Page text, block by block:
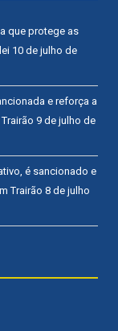
que protege as
10 de julho de
e reforça a
9 de julho de
é sancionado e
Trairão 8 de julho